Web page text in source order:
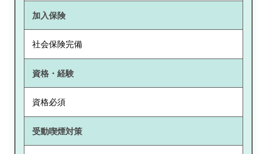
加入保険
社会保険完備
資格・経験
資格必須
受動喫煙対策